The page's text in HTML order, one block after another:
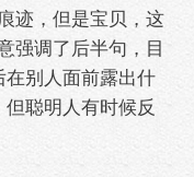
，但是宝贝，这
强调了后半句，目
别人面前露出什
聪明人有时候反